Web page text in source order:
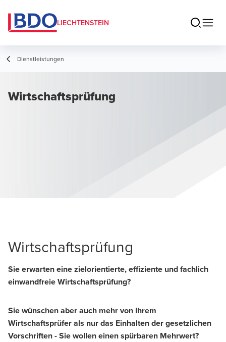
LIECHTENSTEIN
Dienstleistungen
Wirtschaftsprüfung
Wirtschaftsprüfung
Sie erwarten eine zielorientierte, effiziente und fachlich
einwandfreie Wirtschaftsprüfung?
Sie wünschen aber auch mehr von Ihrem
Wirtschaftsprüfer als nur das Einhalten der gesetzlichen
Vorschriften - Sie wollen einen spürbaren Mehrwert?